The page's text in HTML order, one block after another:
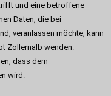
und eine betroffene
Daten, die bei
veranlassen möchte, kann
Zollernalb wenden.
dass dem
wird.